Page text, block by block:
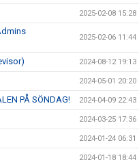
2025-02-08 15:28
2025-02-06 11:44
2024-08-12 19:13
2024-05-01 20:20
PÅ SÖNDAG! 2024-04-09 22:43
2024-03-25 17:36
2024-01-24 06:31
2024-01-18 18:44